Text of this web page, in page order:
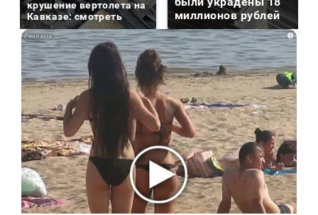
крушение вертолета на
Кавказе: смотреть
миллионов рублей
i